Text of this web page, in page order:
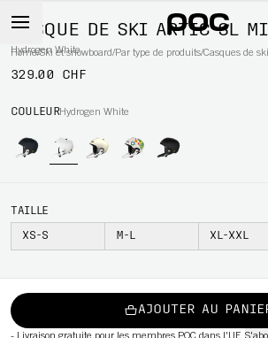
Home/Ski et snowboard/Par type de produits/Casques de ski
CASQUE DE SKI ARTIC SL
Hydrogen White
329.00 CHF
COULEURHydrogen White
TAILLE
XS-S M-L XL-XXL
AJOUTER AU